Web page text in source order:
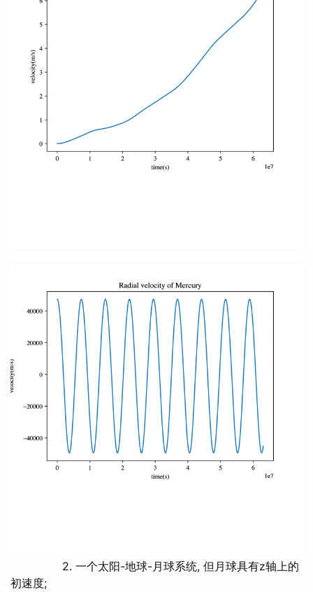
2. 一个太阳-地球-月球系统, 但月球具有z轴上的
初速度;